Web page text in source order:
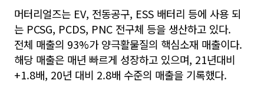
머터리얼즈는 EV, 전동공구, ESS 배터리 등에 사용 되
는 PCSG, PCDS, PNC 전구체 등을 생산하고 있다.
전체 매출의 93%가 양극활물질의 핵심소재 매출이다.
해당 매출은 매년 빠르게 성장하고 있으며, 21년대비
+1.8배, 20년 대비 2.8배 수준의 매출을 기록했다.